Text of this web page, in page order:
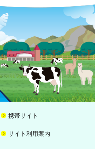
携帯サイト
サイト利用案内